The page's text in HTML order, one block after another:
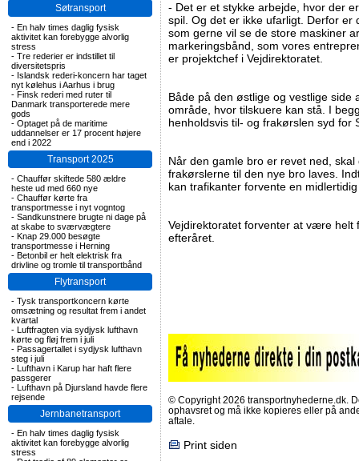
Søtransport
- En halv times daglig fysisk
aktivitet kan forebygge alvorlig
stress
- Tre rederier er indstillet til
diversitetspris
- Islandsk rederi-koncern har taget
nyt kølehus i Aarhus i brug
- Finsk rederi med ruter til
Danmark transporterede mere
gods
- Optaget på de maritime
uddannelser er 17 procent højere
end i 2022
Transport 2025
- Chauffør skiftede 580 ældre
heste ud med 660 nye
- Chauffør kørte fra
transportmesse i nyt vogntog
- Sandkunstnere brugte ni dage på
at skabe to sværvægtere
- Knap 29.000 besøgte
transportmesse i Herning
- Betonbil er helt elektrisk fra
drivline og tromle til transportbånd
Flytransport
- Tysk transportkoncern kørte
omsætning og resultat frem i andet
kvartal
- Luftfragten via sydjysk lufthavn
kørte og fløj frem i juli
- Passagertallet i sydjysk lufthavn
steg i juli
- Lufthavn i Karup har haft flere
passgerer
- Lufthavn på Djursland havde flere
rejsende
Jernbanetransport
- En halv times daglig fysisk
aktivitet kan forebygge alvorlig
stress
- Det er et stykke arbejde, hvor der
spil. Og det er ikke ufarligt. Derfor er
som gerne vil se de store maskiner
markeringsbånd, som vores
er projektchef i Vejdirektoratet.
Både på den østlige og vestlige side
område, hvor tilskuere kan stå. I
henholdsvis til- og frakørslen syd for
Når den gamle bro er revet ned,
frakørslerne til den nye bro laves.
kan trafikanter forvente en
Vejdirektoratet forventer at være
efteråret.
© Copyright 2026 transportnyhederne.dk.
ophavsret og må ikke kopieres eller på
aftale.
Print siden